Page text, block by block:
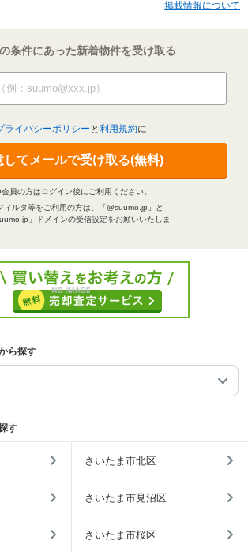
掲載情報について
条件にあった新着物件を受け取る
ライバシーポリシー と 利用規約に
してメールで受け取る(無料)
員の方はログイン後にご利用ください。
ルタ等をご利用の方は、「@suumo.jp」と
」ドメインの受信設定をお願いいたしま
ら探す
す
さいたま市北区
さいたま市見沼区
さいたま市桜区